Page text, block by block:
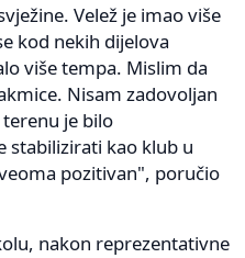
Velež je imao više
kod nekih dijelova
više tempa. Mislim da
Nisam zadovoljan
je bilo
stabilizirati kao klub u
pozitivan", poručio
nakon reprezentativne